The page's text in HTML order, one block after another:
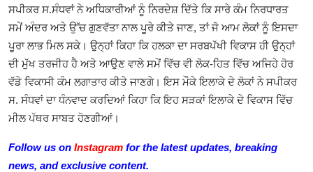
ਸਪੀਕਰ ਸ.ਸੰਧਵਾਂ ਨੇ ਅਧਿਕਾਰੀਆਂ ਨੂੰ ਨਿਰਦੇਸ਼ ਦਿੱਤੇ ਕਿ ਸਾਰੇ ਕੰਮ ਨਿਰਧਾਰਤ
ਸਮੇਂ ਅੰਦਰ ਅਤੇ ਉੱਚ ਗੁਣਵੱਤਾ ਨਾਲ ਪੂਰੇ ਕੀਤੇ ਜਾਣ, ਤਾਂ ਜੋ ਆਮ ਲੋਕਾਂ ਨੂੰ ਇਸਦਾ
ਪੂਰਾ ਲਾਭ ਮਿਲ ਸਕੇ। ਉਨ੍ਹਾਂ ਕਿਹਾ ਕਿ ਹਲਕਾ ਦਾ ਸਰਬਪੱਖੀ ਵਿਕਾਸ ਹੀ ਉਨ੍ਹਾਂ
ਦੀ ਮੁੱਖ ਤਰਜੀਹ ਹੈ ਅਤੇ ਆਉਣ ਵਾਲੇ ਸਮੇਂ ਵਿੱਚ ਵੀ ਲੋਕ-ਹਿਤ ਵਿੱਚ ਅਜਿਹੇ ਹੋਰ
ਵੱਡੇ ਵਿਕਾਸੀ ਕੰਮ ਲਗਾਤਾਰ ਕੀਤੇ ਜਾਣਗੇ। ਇਸ ਮੌਕੇ ਇਲਾਕੇ ਦੇ ਲੋਕਾਂ ਨੇ ਸਪੀਕਰ
ਸ. ਸੰਧਵਾਂ ਦਾ ਧੰਨਵਾਦ ਕਰਦਿਆਂ ਕਿਹਾ ਕਿ ਇਹ ਸੜਕਾਂ ਇਲਾਕੇ ਦੇ ਵਿਕਾਸ ਵਿੱਚ
ਮੀਲ ਪੱਥਰ ਸਾਬਤ ਹੋਣਗੀਆਂ।
Follow us on Instagram for the latest updates, breaking
news, and exclusive content.